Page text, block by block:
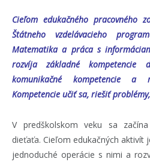
Cieľom edukačného pracovného
Štátneho vzdelávacieho
Matematika a práca s
rozvíja základné
komunikačné kompetencie a
Kompetencie učiť sa, riešiť
V predškolskom veku sa
dieťaťa. Cieľom edukačných aktivít
jednoduché operácie s nimi a